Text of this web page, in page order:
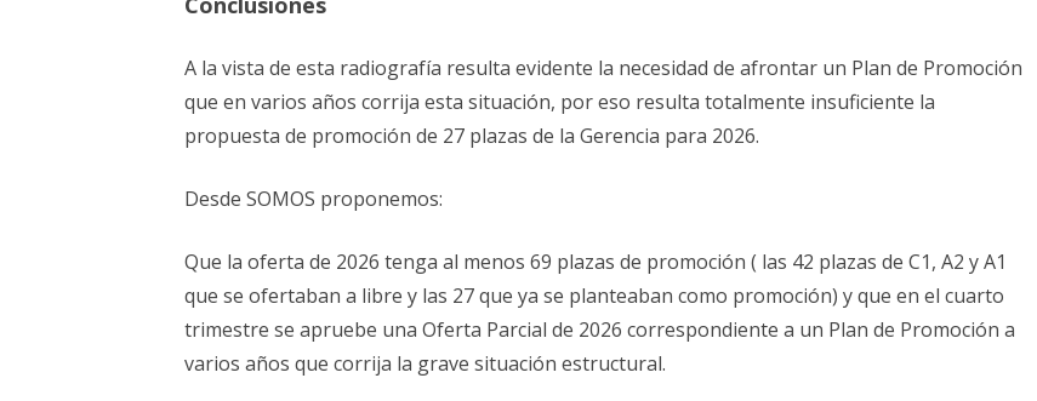
A la vista de esta radiografía resulta evidente la necesidad de afrontar un Plan de Promoción
que en varios años corrija esta situación, por eso resulta totalmente insuficiente la
propuesta de promoción de 27 plazas de la Gerencia para 2026.
Desde SOMOS proponemos:
Que la oferta de 2026 tenga al menos 69 plazas de promoción ( las 42 plazas de C1, A2 y A1
que se ofertaban a libre y las 27 que ya se planteaban como promoción) y que en el cuarto
trimestre se apruebe una Oferta Parcial de 2026 correspondiente a un Plan de Promoción a
varios años que corrija la grave situación estructural.